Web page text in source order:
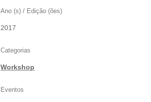
Ano (s) / Edição (ões)
2017
Categorias
Workshop
Eventos